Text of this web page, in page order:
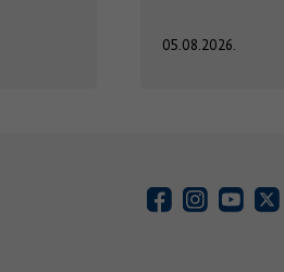
05.08.2026.